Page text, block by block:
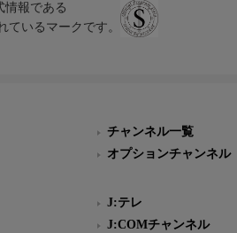
情報である
ているマークです。
チャンネル一覧
オプションチャンネル
J:テレ
J:COMチャンネル